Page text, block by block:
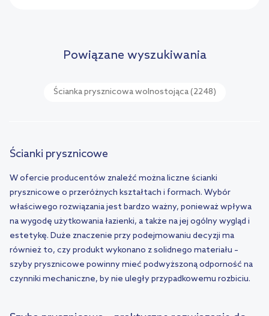
Powiązane wyszukiwania
Ścianka prysznicowa wolnostojąca(2248)
Ścianki prysznicowe
W ofercie producentów znaleźć można liczne ścianki
prysznicowe o przeróżnych kształtach i formach. Wybór
właściwego rozwiązania jest bardzo ważny, ponieważ wpływa
na wygodę użytkowania łazienki, a także na jej ogólny wygląd i
estetykę. Duże znaczenie przy podejmowaniu decyzji ma
również to, czy produkt wykonano z solidnego materiału –
szyby prysznicowe powinny mieć podwyższoną odporność na
czynniki mechaniczne, by nie uległy przypadkowemu rozbiciu.